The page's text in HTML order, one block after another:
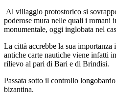
Al villaggio protostorico si
poderose mura nelle quali i romani
monumentale, oggi inglobata nel
La città accrebbe la sua
antiche carte nautiche viene infatti
rilievo al pari di Bari e di Brindisi.
Passata sotto il controllo
bizantina.